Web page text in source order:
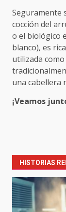
Seguramente
cocción del
o el biológico
blanco), es
utilizada
una cabellera
¡Veamos
HISTORIAS